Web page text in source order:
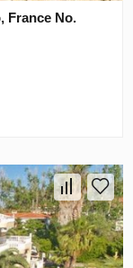
France No.